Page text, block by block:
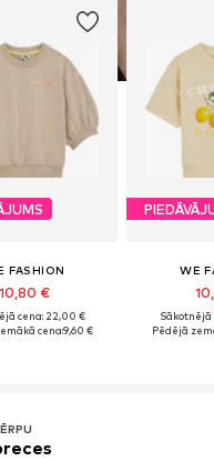
FASHION
10,80 €
cena: 22,00 €
cena:9,60 €
WE
Sākotnējā
Pēdējā